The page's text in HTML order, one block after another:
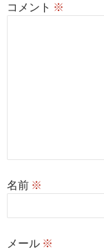
ョ
コメント ※
名前 ※
メール ※